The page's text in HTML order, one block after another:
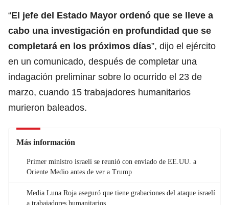
“El jefe del Estado Mayor ordenó que se lleve a
cabo una investigación en profundidad que se
completará en los próximos días”, dijo el ejército
en un comunicado, después de completar una
indagación preliminar sobre lo ocurrido el 23 de
marzo, cuando 15 trabajadores humanitarios
murieron baleados.
Más información
Primer ministro israelí se reunió con enviado de EE.UU. a
Oriente Medio antes de ver a Trump
Media Luna Roja aseguró que tiene grabaciones del ataque israelí
a trabajadores humanitarios